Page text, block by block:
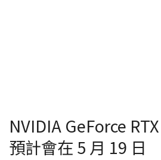
NVIDIA GeForce
預計會在 5 月 19 日